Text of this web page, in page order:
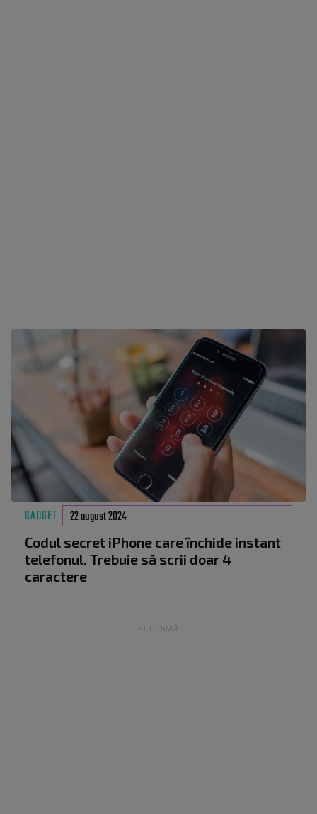
GADGET 22 august 2024
Codul secret iPhone care închide instant
telefonul. Trebuie să scrii doar 4
caractere
RECLAMĂ